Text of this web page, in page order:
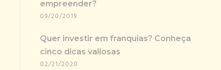
empreender?
09/20/2019
Quer investir em franquias? Conheça
cinco dicas valiosas
02/21/2020